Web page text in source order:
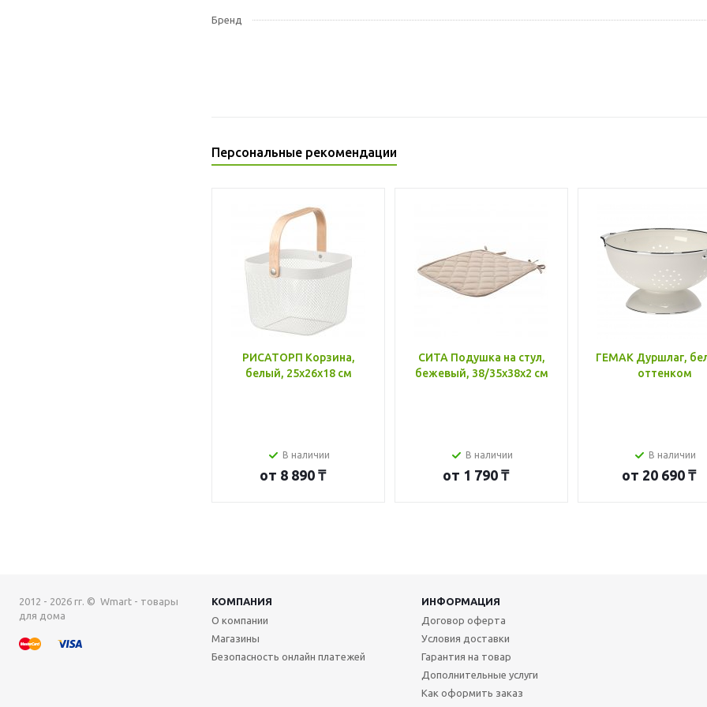
Бренд
Персональные рекомендации
РИСАТОРП Корзина,
белый, 25x26x18 см
В наличии
от 8 890 ₸
СИТА Подушка на стул,
бежевый, 38/35x38x2 см
В наличии
от 1 790 ₸
ГЕМАК Дуршлаг,
оттенком
В наличии
от 20 690 ₸
2012 - 2026 гг. © Wmart - товары
для дома
КОМПАНИЯ
ИНФОРМАЦИЯ
О компании
Магазины
Безопасность онлайн платежей
Договор оферта
Условия доставки
Гарантия на товар
Дополнительные услуги
Как оформить заказ